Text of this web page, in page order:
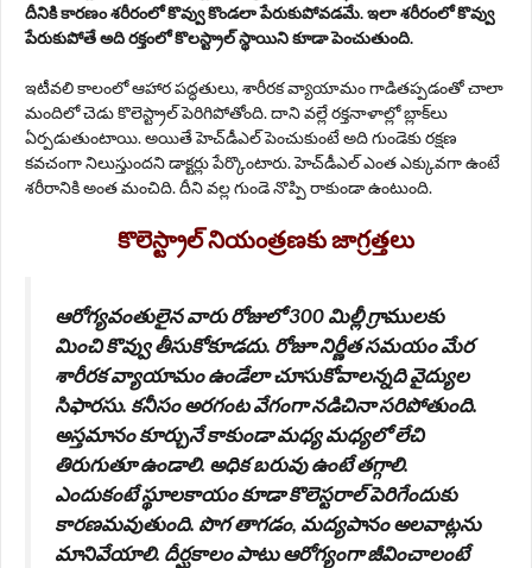
దీనికి కారణం శరీరంలో కొవ్వు కొండలా పేరుకుపోవడమే. ఇలా శరీరంలో కొవ్వు
పేరుకుపోతే అది రక్తంలో కొలస్ట్రాల్‌ స్థాయిని కూడా పెంచుతుంది.
ఇటీవలి కాలంలో ఆహార పద్ధతులు, శారీరక వ్యాయామం గాడితప్పడంతో చాలా
మందిలో చెడు కొలెస్ట్రాల్‌ పెరిగిపోతోంది. దాని వల్లే రక్తనాళాల్లో బ్లాక్‌లు
ఏర్పడుతుంటాయి. అయితే హెచ్‌డీఎల్‌ పెంచుకుంటే అది గుండెకు రక్షణ
కవచంగా నిలుస్తుందని డాక్టర్లు పేర్కొంటారు. హెచ్‌డీఎల్‌ ఎంత ఎక్కువగా ఉంటే
శరీరానికి అంత మంచిది. దీని వల్ల గుండె నొప్పి రాకుండా ఉంటుంది.
కొలెస్ట్రాల్ నియంత్రణకు జాగ్రత్తలు
ఆరోగ్యవంతులైన వారు రోజులో 300 మిల్లీ గ్రాములకు
మించి కొవ్వు తీసుకోకూడదు. రోజూ నిర్ణీత సమయం మేర
శారీరక వ్యాయామం ఉండేలా చూసుకోవాలన్నది వైద్యుల
సిఫారసు. కనీసం అరగంట వేగంగా నడిచినా సరిపోతుంది.
అస్తమానం కూర్చునే కాకుండా మధ్య మధ్యలో లేచి
తిరుగుతూ ఉండాలి. అధిక బరువు ఉంటే తగ్గాలి.
ఎందుకంటే స్థూలకాయం కూడా కొలెస్టరాల్ పెరిగేందుకు
కారణమవుతుంది. పొగ తాగడం, మద్యపానం అలవాట్లను
మానివేయాలి. దీర్ఘకాలం పాటు ఆరోగ్యంగా జీవించాలంటే